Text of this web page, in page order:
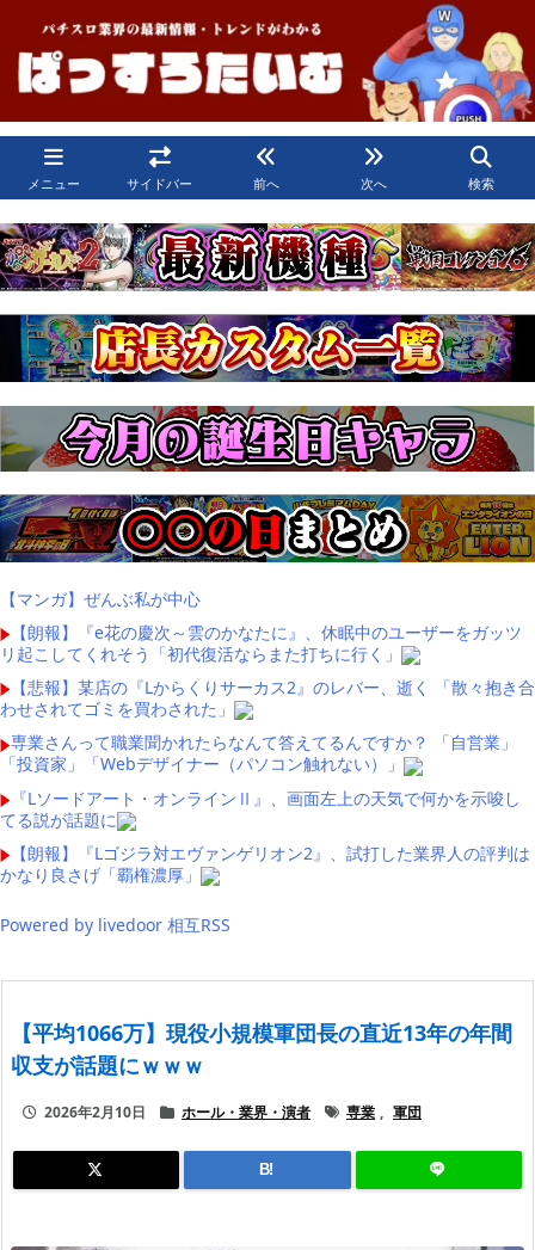
メニュー サイドバー 前へ 次へ 検索
【マンガ】ぜんぶ私が中心
【朗報】『e花の慶次～雲のかなたに』、休眠中のユーザーをガッツ
リ起こしてくれそう「初代復活ならまた打ちに行く」
【悲報】某店の『Lからくりサーカス2』のレバー、逝く 「散々抱き合
わせされてゴミを買わされた」
専業さんって職業聞かれたらなんて答えてるんですか？ 「自営業」
「投資家」「Webデザイナー（パソコン触れない）」
『Lソードアート・オンラインⅡ』、画面左上の天気で何かを示唆し
てる説が話題に
【朗報】『Lゴジラ対エヴァンゲリオン2』、試打した業界人の評判は
かなり良さげ「覇権濃厚」
Powered by livedoor 相互RSS
【平均1066万】現役小規模軍団長の直近13年の年間
収支が話題にｗｗｗ
2026年2月10日 ホール・業界・演者 専業 , 軍団
B!